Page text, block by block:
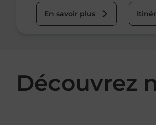
En savoir plus
Découvrez